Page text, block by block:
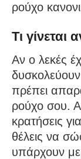
ρούχο
Τι γίνεται
Αν ο λεκές
πρέπει
ρούχο σου.
κρατήσεις
θέλεις να
υπάρχουν